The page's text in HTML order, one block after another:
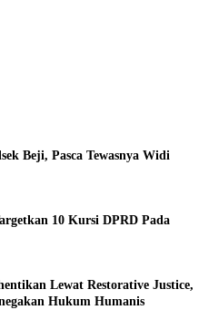
Beji, Pasca Tewasnya Widi
10 Kursi DPRD Pada
Lewat Restorative Justice,
Hukum Humanis